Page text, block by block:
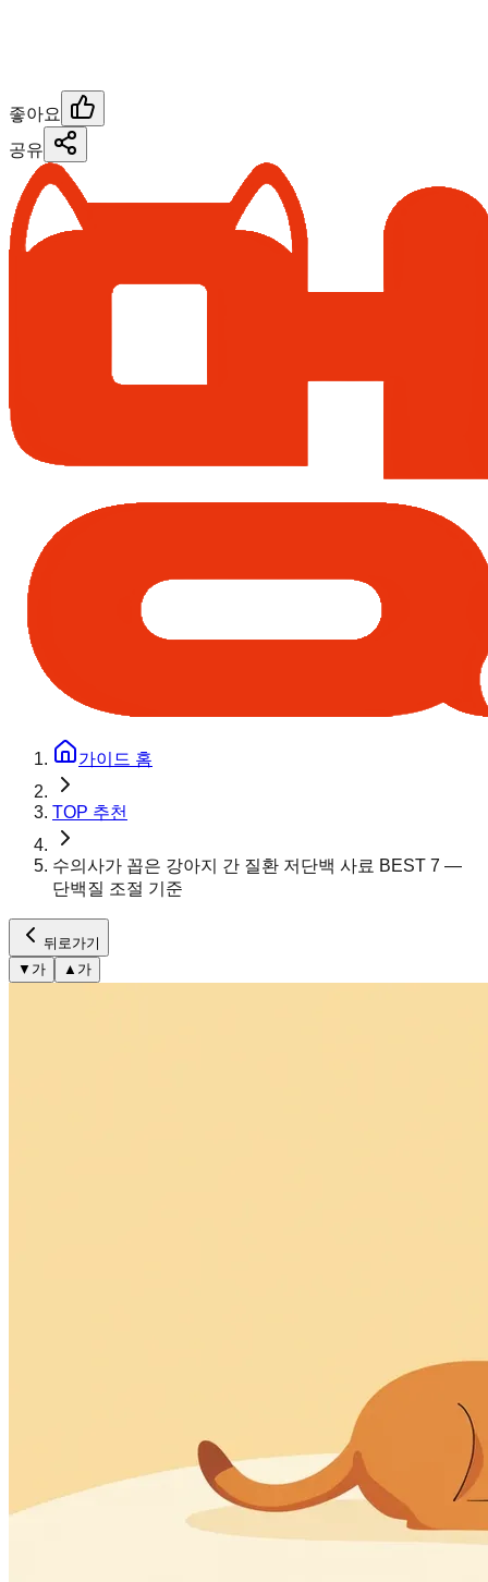
좋아요
공유
가이드 홈
TOP 추천
수의사가 꼽은 강아지 간 질환 저단백 사료 BEST 7 —
단백질 조절 기준
뒤로가기
▼ 가 ▲ 가